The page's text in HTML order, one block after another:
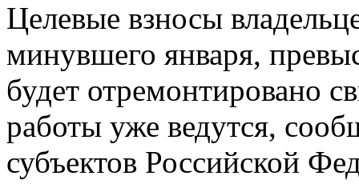
Целевые взносы
минувшего января,
будет отремонтировано
работы уже ведутся,
субъектов Российской